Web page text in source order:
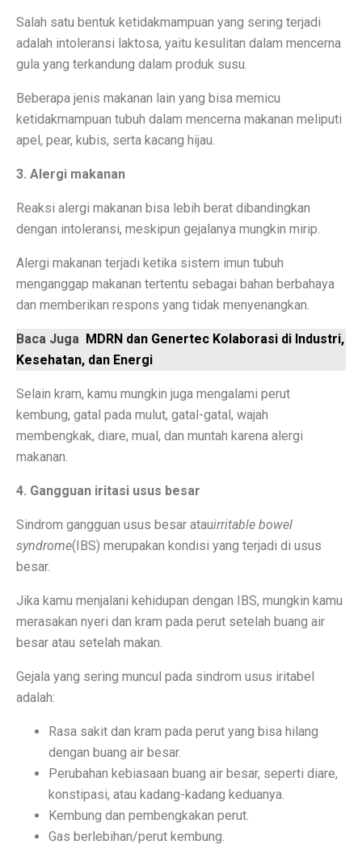
Perbandingan ADV160 vs Nmax 155, Lihat Spesifikasi
7 HP Flagship Android Terkencang 2025, Bukan
Gaming Lancar Tanpa Ngelag, Infinix GT 30 Jadi
Elon Musk Jadi Orang Kaya Pertama Dunia dengan
TECNO Pova 6 Pro 5G: Gaming Murah dengan
Perbandingan Vivo Y28, Y03t, dan X100: HP
Pesan Awal iPhone 17 Mulai Oktober–November 2025
Ternyata Ini Rasanya Punya Interpreter AI di Telinga
Realme 15 Pro 5G Jadi Smartphone Turnamen
Elon Musk Pecahkan Rekor Kekayaan, Jadi Orang
Proyek Meta Raksasa: Pusat Data AI Seluas 70
Cuaca Bangka Belitung Memasuki Musim Hujan 2025,
HP Stylish dengan Fitur Lengkap? TECNO Spark 20
Permintaan Batubara Diperkirakan Pulih di Akhir
10 Film Horor Tersembunyi yang Harus Ditonton Saat
WIFI, TLKM dan DSSA Bersaing di Lelang
Lomba Pesawat Tempur Generasi Kelima Dimulai,
Salah satu bentuk ketidakmampuan yang sering terjadi
adalah intoleransi laktosa, yaitu kesulitan dalam mencerna
gula yang terkandung dalam produk susu.
Beberapa jenis makanan lain yang bisa memicu
ketidakmampuan tubuh dalam mencerna makanan meliputi
apel, pear, kubis, serta kacang hijau.
3. Alergi makanan
Reaksi alergi makanan bisa lebih berat dibandingkan
dengan intoleransi, meskipun gejalanya mungkin mirip.
Alergi makanan terjadi ketika sistem imun tubuh
menganggap makanan tertentu sebagai bahan berbahaya
dan memberikan respons yang tidak menyenangkan.
Baca Juga MDRN dan Genertec Kolaborasi di Industri,
Kesehatan, dan Energi
Selain kram, kamu mungkin juga mengalami perut
kembung, gatal pada mulut, gatal-gatal, wajah
membengkak, diare, mual, dan muntah karena alergi
makanan.
4. Gangguan iritasi usus besar
Sindrom gangguan usus besar atauirritable bowel
syndrome(IBS) merupakan kondisi yang terjadi di usus
besar.
Jika kamu menjalani kehidupan dengan IBS, mungkin kamu
merasakan nyeri dan kram pada perut setelah buang air
besar atau setelah makan.
Gejala yang sering muncul pada sindrom usus iritabel
adalah:
Rasa sakit dan kram pada perut yang bisa hilang
dengan buang air besar.
Perubahan kebiasaan buang air besar, seperti diare,
konstipasi, atau kadang-kadang keduanya.
Kembung dan pembengkakan perut.
Gas berlebihan/perut kembung.